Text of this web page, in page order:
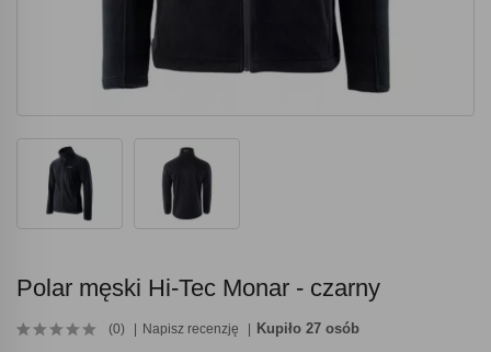
Polar męski Hi-Tec Monar - czarny
(0) Napisz recenzję Kupiło 27 osób